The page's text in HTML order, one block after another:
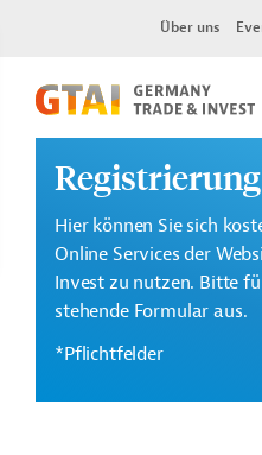
Über uns
Registrierung
Hier können Sie sich
Online Services der
Invest zu nutzen. Bitte
stehende Formular aus.
*Pflichtfelder